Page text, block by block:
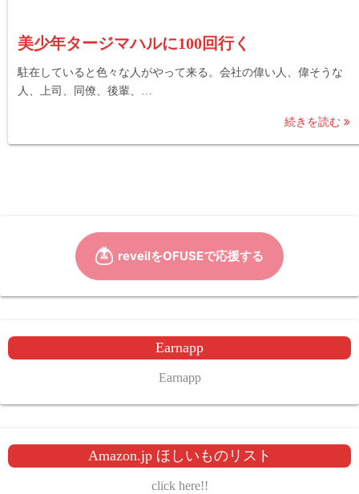
美少年タージマハルに100回行く
駐在していると色々な人がやって来る。会社の偉い人、偉そうな
人、上司、同僚、後輩、…
続きを読む
Earnapp
Earnapp
Amazon.jp ほしいものリスト
click here!!